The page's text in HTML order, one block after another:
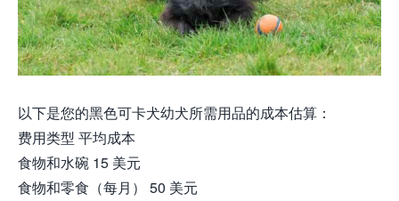
以下是您的黑色可卡犬幼犬所需用品的成本估算：
费用类型 平均成本
食物和水碗 15 美元
食物和零食（每月） 50 美元